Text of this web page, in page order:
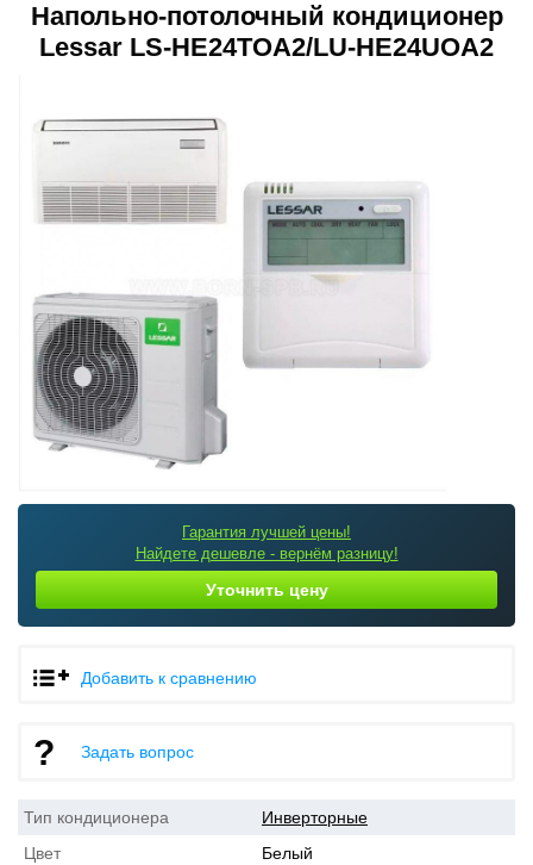
Напольно-потолочный кондиционер
Lessar LS-HE24TOA2/LU-HE24UOA2
Гарантия лучшей цены!
Найдете дешевле - вернём разницу!
Уточнить цену
Добавить к сравнению
Задать вопрос
Тип кондиционера
Инверторные
Цвет
Белый